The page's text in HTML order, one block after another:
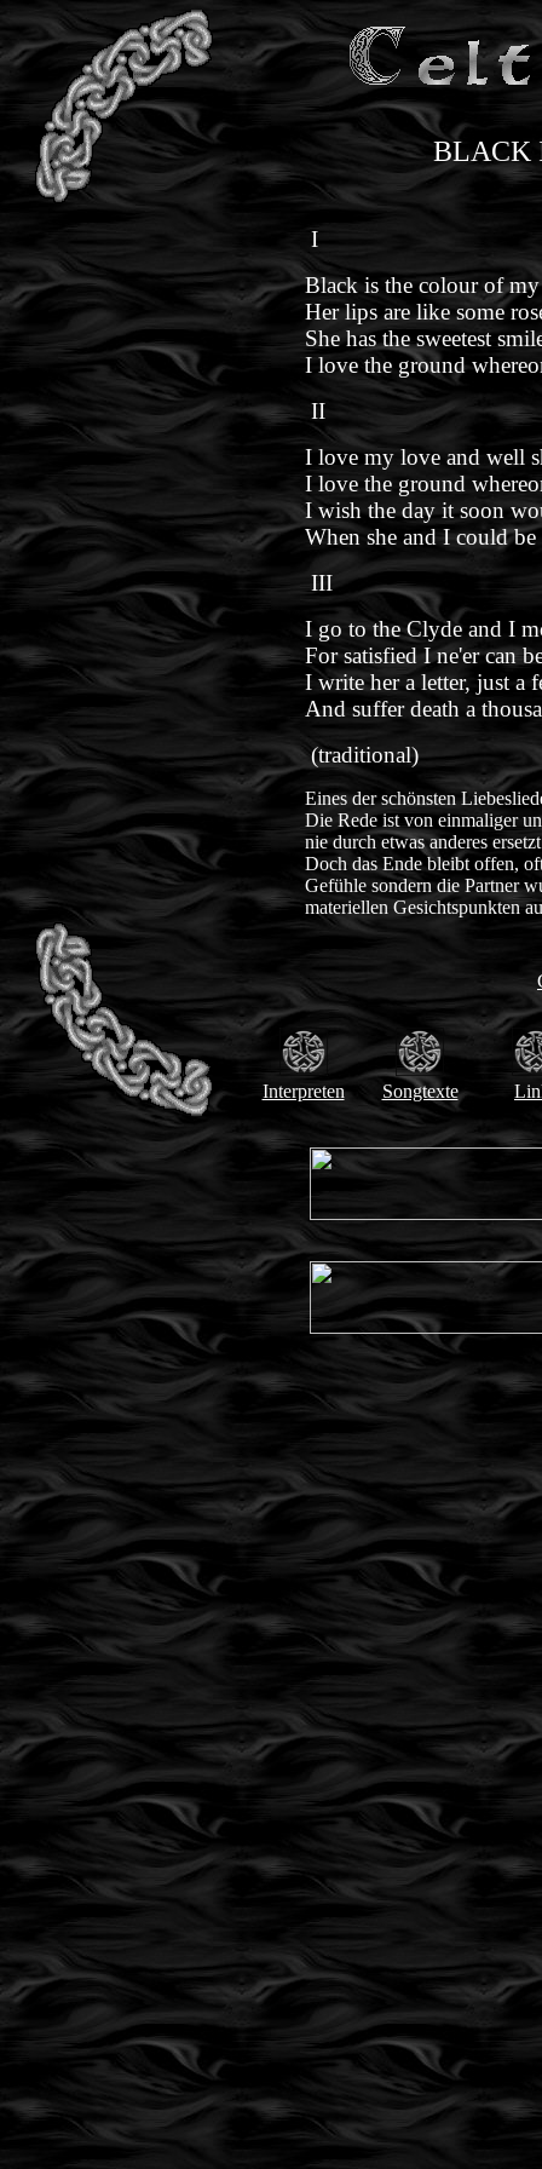
BLACK
I
Black is the colour of
Her lips are like some
She has the sweetest
I love the ground
II
I love my love and well
I love the ground
I wish the day it soon
When she and I could be
III
I go to the Clyde and I
For satisfied I ne'er can
I write her a letter, just a
And suffer death a
(traditional)
Eines der schönsten
Die Rede ist von einmaliger
nie durch etwas anderes
Doch das Ende bleibt offen,
Gefühle sondern die Partner
materiellen Gesichtspunkten
Interpreten Songtexte